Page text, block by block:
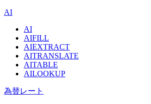
AI
AI
AIFILL
AIEXTRACT
AITRANSLATE
AITABLE
AILOOKUP
為替レート